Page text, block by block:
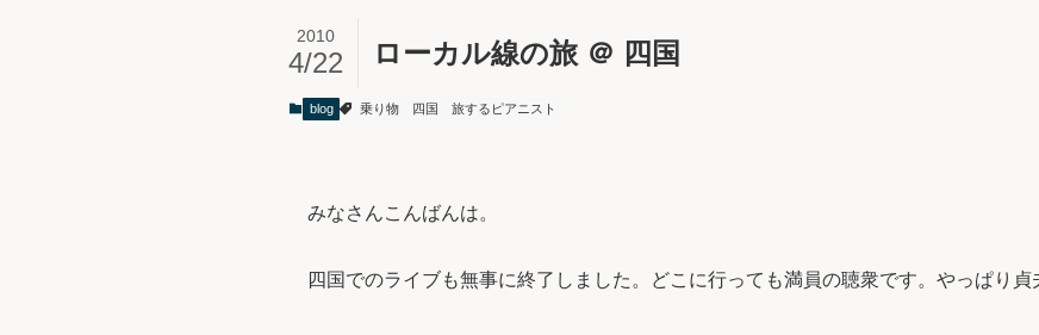
ローカル線の旅 ＠ 四国
2010
4/22
blog 乗り物 四国 旅するピアニスト
みなさんこんばんは。
四国でのライブも無事に終了しました。どこに行っても満員の聴衆です。やっぱり貞